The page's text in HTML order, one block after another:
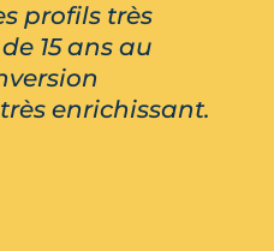
profils très
15 ans au
enrichissant.